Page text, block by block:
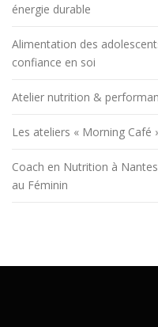
énergie durable
Alimentation des
confiance en soi
Atelier nutrition &
Les ateliers « Morning Café
Coach en Nutrition à
au Féminin